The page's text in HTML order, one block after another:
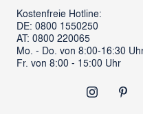
Verantwortung
ProSales Gastronomie
LIVING Möbel
Newsletter
Händlersuche
Retoure anmelden
Vertrag widerrufen
Kostenfreie Hotline:
DE: 0800 1550250
AT: 0800 220065
Mo. - Do. von 8:00-16:30
Fr. von 8:00 - 15:00 Uhr